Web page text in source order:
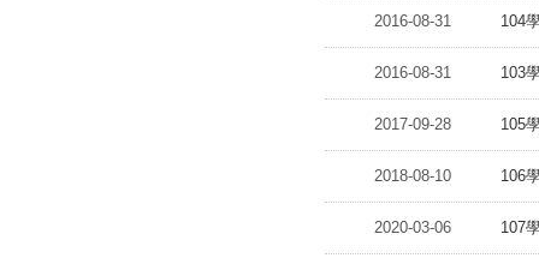
2016-08-31 104
2016-08-31 103
2017-09-28 105
2018-08-10 106
2020-03-06 107